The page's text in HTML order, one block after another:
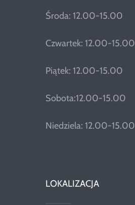
Środa: 12.00-15.00
Czwartek: 12.00-15.00
Piątek: 12.00-15.00
Sobota:12.00-15.00
Niedziela: 12.00-15.00
LOKALIZACJA